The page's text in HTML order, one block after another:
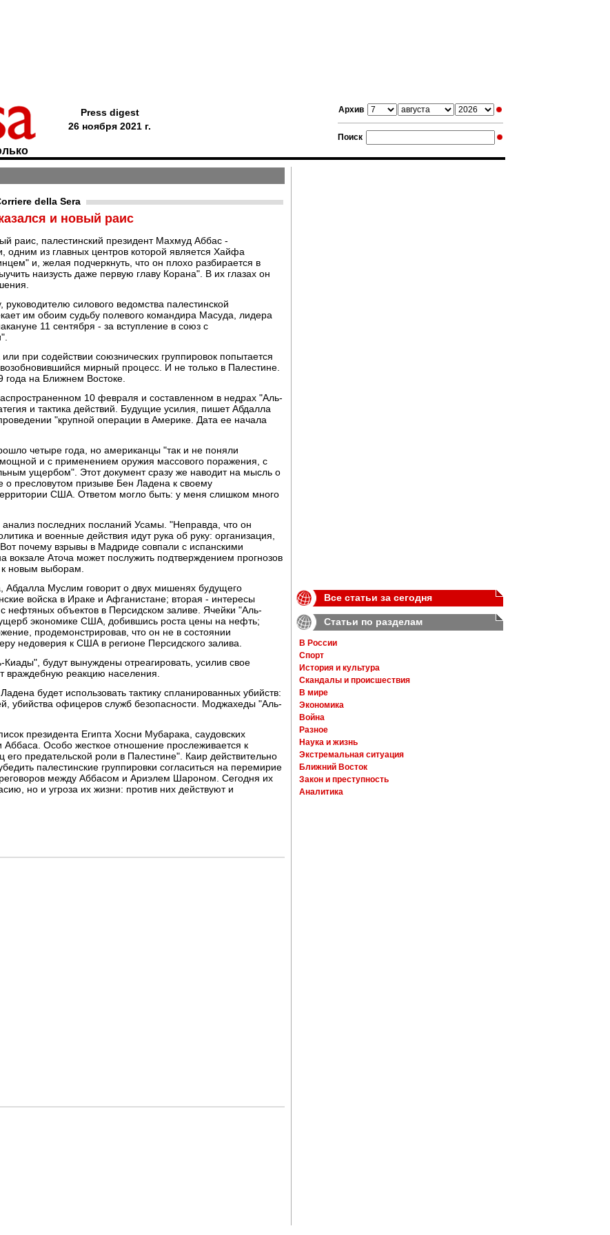
Архив
Поиск
Press digest
26 ноября 2021 г.
della Sera
и новый раис
раис, палестинский президент Махмуд Аббас -
одним из главных центров которой является Хайфа
и, желая подчеркнуть, что он плохо разбирается в
наизусть даже первую главу Корана". В их глазах он
силового ведомства палестинской
им обоим судьбу полевого командира Масуда, лидера
11 сентября - за вступление в союз с
при содействии союзнических группировок попытается
мирный процесс. И не только в Палестине.
на Ближнем Востоке.
10 февраля и составленном в недрах "Аль-
и тактика действий. Будущие усилия, пишет Абдалла
"крупной операции в Америке. Дата ее начала
четыре года, но американцы "так и не поняли
и с применением оружия массового поражения, с
ущербом". Этот документ сразу же наводит на мысль о
о пресловутом призыве Бен Ладена к своему
США. Ответом могло быть: у меня слишком много
последних посланий Усамы. "Неправда, что он
и военные действия идут рука об руку: организация,
почему взрывы в Мадриде совпали с испанскими
Аточа может послужить подтверждением прогнозов
к новым выборам.
Абдалла Муслим говорит о двух мишенях будущего
войска в Ираке и Афганистане; вторая - интересы
объектов в Персидском заливе. Ячейки "Аль-
экономике США, добившись роста цены на нефть;
продемонстрировав, что он не в состоянии
недоверия к США в регионе Персидского залива.
будут вынуждены отреагировать, усилив свое
враждебную реакцию населения.
будет использовать тактику спланированных убийств:
убийства офицеров служб безопасности. Моджахеды "Аль-
президента Египта Хосни Мубарака, саудовских
Особо жесткое отношение прослеживается к
его предательской роли в Палестине". Каир действительно
палестинские группировки согласиться на перемирие
между Аббасом и Ариэлем Шароном. Сегодня их
но и угроза их жизни: против них действуют и
Все статьи за сегодня
Статьи по разделам
В России
Спорт
История и культура
Скандалы и происшествия
В мире
Экономика
Война
Разное
Наука и жизнь
Экстремальная ситуация
Ближний Восток
Закон и преступность
Аналитика